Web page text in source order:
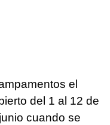
el
del 1 al 12 de
cuando se